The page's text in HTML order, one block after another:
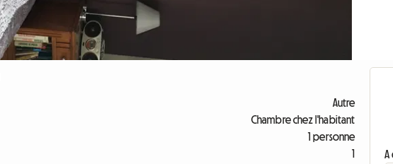
Autre
Chambre chez l'habitant
1 personne
1
A